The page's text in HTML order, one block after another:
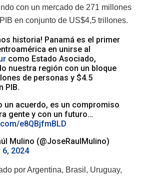
con un mercado de 271 millones
en conjunto de US$4,5 trillones.
historia! Panamá es el primer
en unirse al
como Estado Asociado,
nuestra región con un bloque
de personas y $4.5
PIB.
un acuerdo, es un compromiso
gente y con un futuro…
e8QBjfmBLD
Mulino (@JoseRaulMulino)
6, 2024
por Argentina, Brasil, Uruguay,